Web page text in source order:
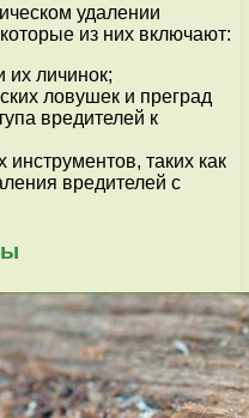
удалении
из них включают:
их личинок;
ловушек и преград
вредителей к
таких как
вредителей с